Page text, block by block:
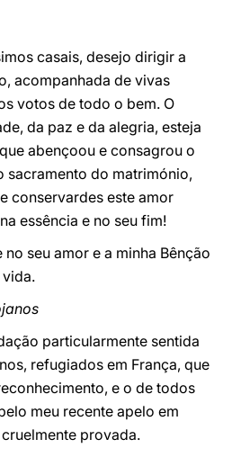
casais, desejo dirigir a
acompanhada de vivas
votos de todo o bem. O
da paz e da alegria, esteja
abençoou e consagrou o
sacramento do matrimónio,
conservardes este amor
essência e no seu fim!
seu amor e a minha Bênção
particularmente sentida
refugiados em França, que
e o de todos
meu recente apelo em
provada.